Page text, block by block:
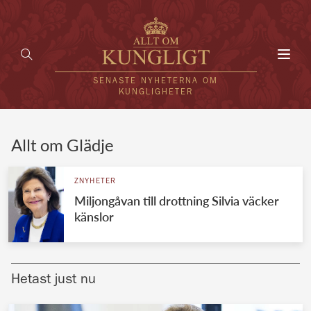
SENASTE NYHETERNA OM
KUNGLIGHETER
UTLÄNDSKT
VÄRLDENS KUNGAHUS
Brittiska kungahuset
Allt om Glädje
ZNYHETER
Miljongåvan till drottning Silvia väcker
känslor
Hetast just nu